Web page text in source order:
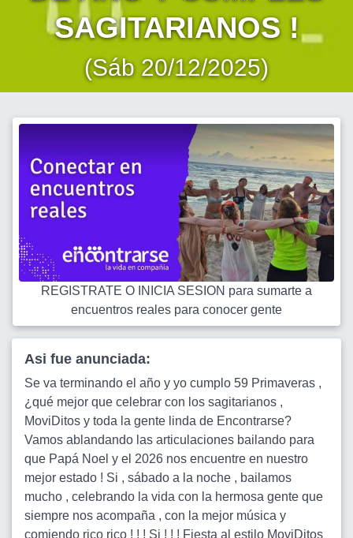
SAGITARIANOS !
(Sáb 20/12/2025)
REGISTRATE O INICIA SESION para sumarte a
encuentros reales para conocer gente
Asi fue anunciada:
Se va terminando el año y yo cumplo 59 Primaveras ,
¿qué mejor que celebrar con los sagitarianos ,
MoviDitos y toda la gente linda de Encontrarse?
Vamos ablandando las articulaciones bailando para
que Papá Noel y el 2026 nos encuentre en nuestro
mejor estado ! Si , sábado a la noche , bailamos
mucho , celebrando la vida con la hermosa gente que
siempre nos acompaña , con la mejor música y
comiendo rico rico ! ! ! Si ! ! ! Fiesta al estilo MoviDitos